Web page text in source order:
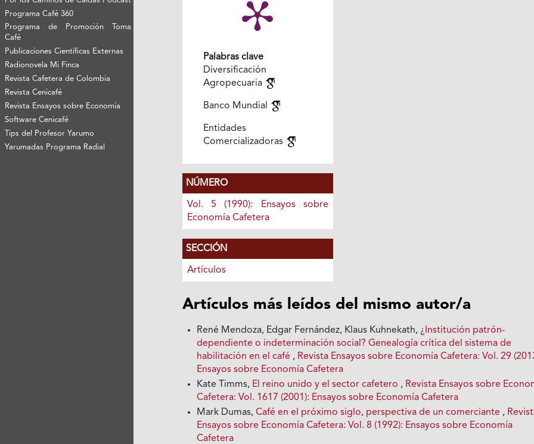
Programa Café 360
Programa de Promoción Toma
Café
Publicaciones Científicas Externas
Radionovela Mi Finca
Revista Cafetera de Colombia
Revista Cenicafé
Revista Ensayos sobre Economía
Software Cenicafé
Tips del Profesor Yarumo
Yarumadas Programa Radial
Palabras clave
Diversificación
Agropecuaria
Banco Mundial
Entidades
Comercializadoras
NÚMERO
Vol. 5 (1990): Ensayos sobre
Economía Cafetera
SECCIÓN
Artículos
Artículos más leídos del mismo autor/a
René Mendoza, Edgar Fernández, Klaus Kuhnekath, ¿Institución patrón-
dependiente o indeterminación social? Genealogía crítica del sistema de
habilitación en el café , Revista Ensayos sobre Economía Cafetera: Vol. 29
Ensayos sobre Economía Cafetera
Kate Timms, El reino unido y el sector cafetero , Revista Ensayos sobre
Cafetera: Vol. 1617 (2001): Ensayos sobre Economía Cafetera
Mark Dumas,Café en el próximo siglo, perspectiva de un comerciante ,
Ensayos sobre Economía Cafetera: Vol. 8 (1992): Ensayos sobre Economía
Cafetera